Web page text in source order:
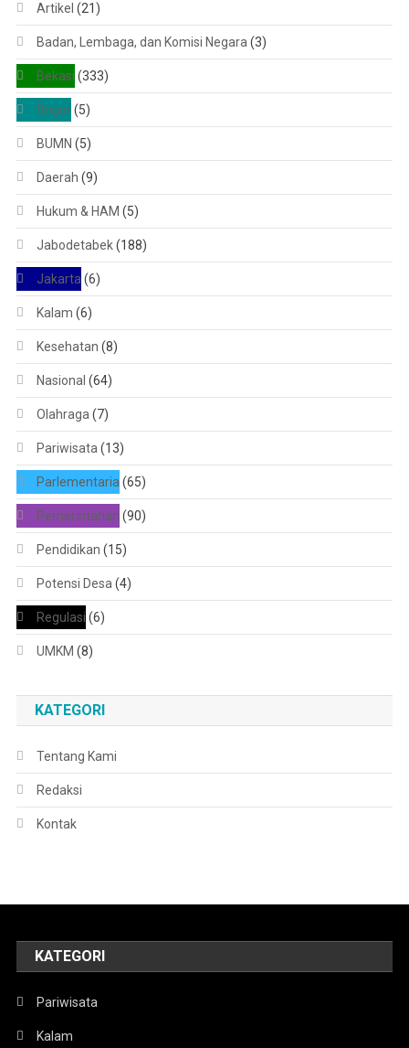
Artikel (21)
Badan, Lembaga, dan Komisi Negara (3)
Bekasi (333)
Bogor(5)
BUMN (5)
Daerah (9)
Hukum & HAM (5)
Jabodetabek(188)
Jakarta (6)
Kalam (6)
Kesehatan (8)
Nasional (64)
Olahraga (7)
Pariwisata (13)
Parlementaria (65)
Pemerintahan (90)
Pendidikan (15)
Potensi Desa (4)
Regulasi (6)
UMKM (8)
KATEGORI
Tentang Kami
Redaksi
Kontak
KATEGORI
Pariwisata
Kalam